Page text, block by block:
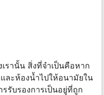
านั้น สิ่งที่จำเป็นคือหาก
ละห้องน้ำไปให้อนามัยใน
รับรองการเป็นอยู่ที่ถูก